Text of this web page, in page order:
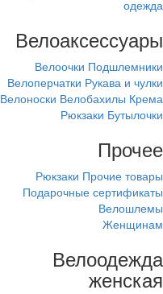
одежда
Велоаксессуары
Велоочки Подшлемники
Велоперчатки Рукава и чулки
Велоноски Велобахилы Крема
Рюкзаки Бутылочки
Прочее
Рюкзаки Прочие товары
Подарочные сертификаты
Велошлемы
Женщинам
Велоодежда
женская